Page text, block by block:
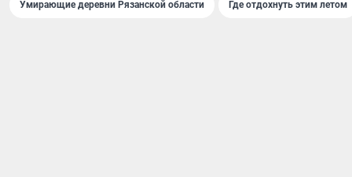
Умирающие деревни Рязанской области Где отдохнуть этим летом